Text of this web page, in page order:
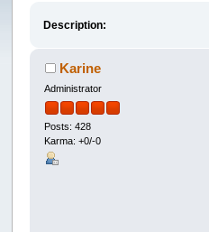
Description:
Karine
Administrator
Posts: 428
Karma: +0/-0